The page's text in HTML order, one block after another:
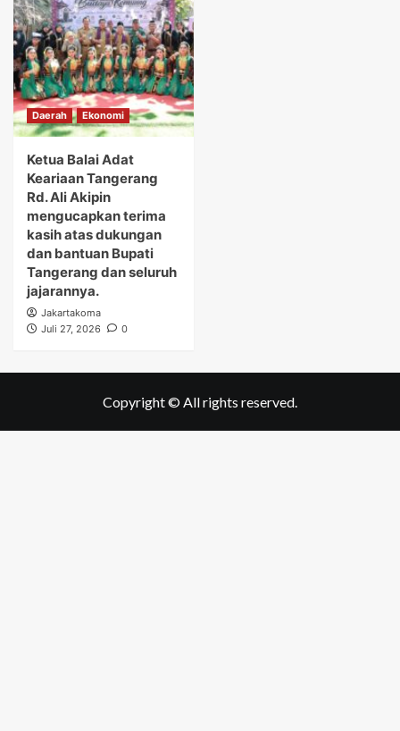
Daerah Ekonomi
Ketua Balai Adat
Keariaan Tangerang
Rd. Ali Akipin
mengucapkan terima
kasih atas dukungan
dan bantuan Bupati
Tangerang dan seluruh
jajarannya.
Jakartakoma
Juli 27, 2026
0
Copyright © All rights reserved.